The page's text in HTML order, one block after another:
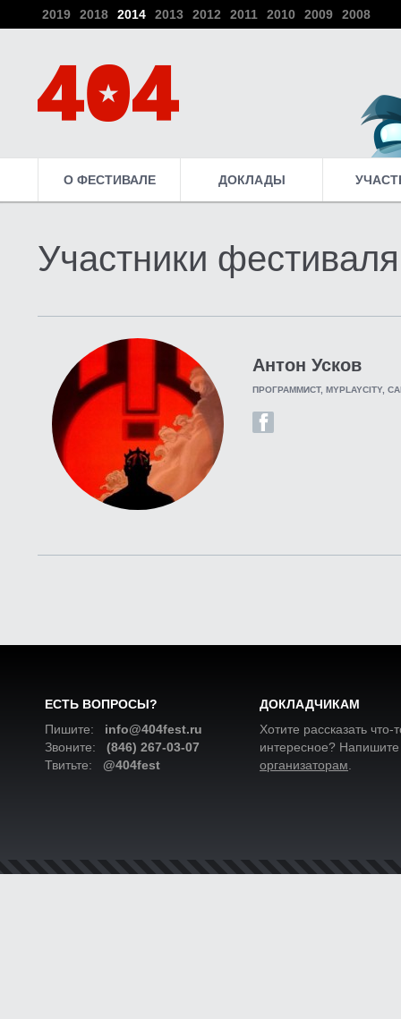
2019 2018 2014 2013 2012 2011 2010 2009 2008
О ФЕСТИВАЛЕ ДОКЛАДЫ
Участники фестиваля
Антон Усков
ПРОГРАММИСТ, MYPLAYCITY,
ЕСТЬ ВОПРОСЫ?
Пишите: info@404fest.ru
Звоните: (846) 267-03-07
Твитьте: @404fest
ДОКЛАДЧИКАМ
Хотите рассказать что-
интересное?
организаторам